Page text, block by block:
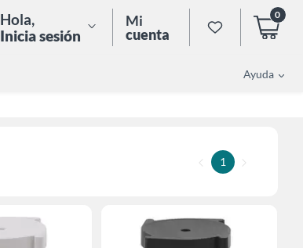
Hola,
Inicia sesión
Mi
cuenta
0
Ayuda
1